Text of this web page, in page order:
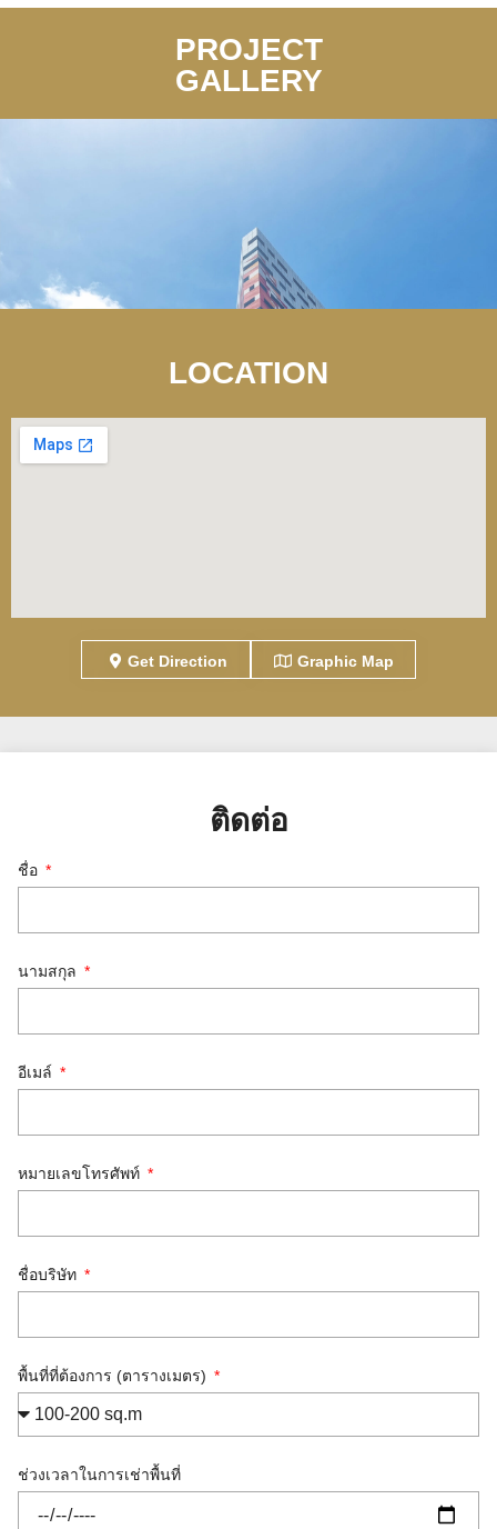
PROJECT
GALLERY
LOCATION
Get Direction Graphic Map
ติดต่อ
ชื่อ
นามสกุล
อีเมล์
หมายเลขโทรศัพท์
ชื่อบริษัท
พื้นที่ที่ต้องการ (ตารางเมตร)
ช่วงเวลาในการเช่าพื้นที่